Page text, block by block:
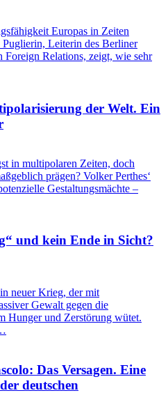
Europas in Zeiten
Puglierin, Leiterin des Berliner
Foreign Relations, zeigt, wie sehr
der Welt. Ein
in multipolaren Zeiten, doch
prägen? Volker Perthes‘
Gestaltungsmächte –
und kein Ende in Sicht?
neuer Krieg, der mit
Gewalt gegen die
Hunger und Zerstörung wütet.
Das Versagen. Eine
deutschen